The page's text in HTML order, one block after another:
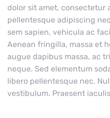
dolor sit amet, consectetur
pellentesque adipiscing
sem sapien, vehicula ac
Aenean fringilla, massa et
augue dapibus massa, ac
neque. Sed elementum
libero pellentesque nec.
vestibulum. Praesent